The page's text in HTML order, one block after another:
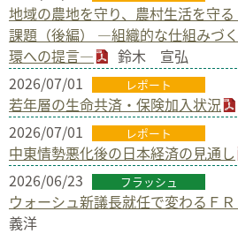
地域の農地を守り、農村生活を守
課題（後編） ―組織的な仕組みづ
環への提言―
鈴木 宣弘
2026/07/01
レポート
若年層の生命共済・保険加入状況
2026/07/01
レポート
中東情勢悪化後の日本経済の見通し
2026/06/23
フラッシュ
ウォーシュ新議長就任で変わるＦ
義洋